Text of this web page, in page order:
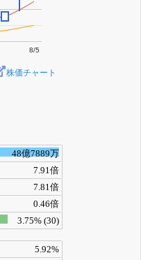
8/5
株価チャート
48億7889万
7.91倍
7.81倍
0.46倍
3.75% (30)
5.92%